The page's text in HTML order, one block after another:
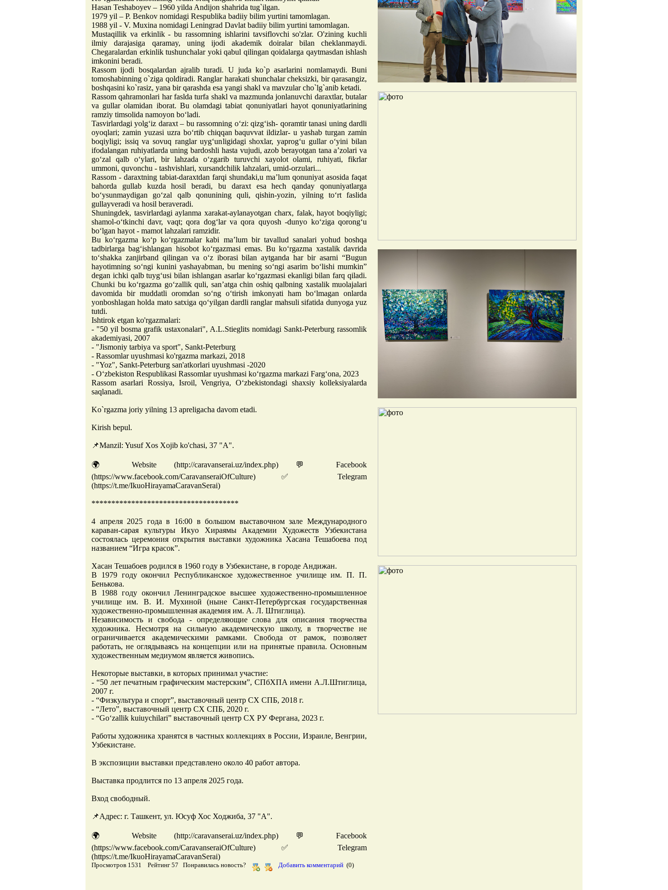
Hasan Teshaboyev – 1960 yilda Andijon shahrida tug`ilgan.
1979 yil – P. Benkov nomidagi Respublika badiiy bilim yurtini tamomlagan.
1988 yil - V. Muxina nomidagi Leningrad Davlat badiiy bilim yurtini tamomlagan.
Mustaqillik va erkinlik - bu rassomning ishlarini tavsiflovchi so'zlar. O'zining kuchli
ilmiy darajasiga qaramay, uning ijodi akademik doiralar bilan cheklanmaydi.
Chegaralardan erkinlik tushunchalar yoki qabul qilingan qoidalarga qaytmasdan ishlash
imkonini beradi.
Rassom ijodi bosqalardan ajralib turadi. U juda ko`p asarlarini nomlamaydi. Buni
tomoshabinning o`ziga qoldiradi. Ranglar harakati shunchalar cheksizki, bir qarasangiz,
boshqasini ko`rasiz, yana bir qarashda esa yangi shakl va mavzular cho`lg`anib ketadi.
Rassom qahramonlari har faslda turfa shakl va mazmunda jonlanuvchi daraxtlar, butalar
va gullar olamidan iborat. Bu olamdagi tabiat qonuniyatlari hayot qonuniyatlarining
ramziy timsolida namoyon bo‘ladi.
Tasvirlardagi yolg‘iz daraxt – bu rassomning o‘zi: qizg‘ish- qoramtir tanasi uning dardli
oyoqlari; zamin yuzasi uzra bo‘rtib chiqqan baquvvat ildizlar- u yashab turgan zamin
boqiyligi; issiq va sovuq ranglar uyg‘unligidagi shoxlar, yaprog‘u gullar o‘yini bilan
ifodalangan ruhiyatlarda uning bardoshli hasta vujudi, azob berayotgan tana a’zolari va
go‘zal qalb o‘ylari, bir lahzada o‘zgarib turuvchi xayolot olami, ruhiyati, fikrlar
ummoni, quvonchu - tashvishlari, xursandchilik lahzalari, umid-orzulari...
Rassom - daraxtning tabiat-daraxtdan farqi shundaki,u ma’lum qonuniyat asosida faqat
bahorda gullab kuzda hosil beradi, bu daraxt esa hech qanday qonuniyatlarga
bo‘ysunmaydigan go‘zal qalb qonunining quli, qishin-yozin, yilning to‘rt faslida
gullayveradi va hosil beraveradi.
Shuningdek, tasvirlardagi aylanma xarakat-aylanayotgan charx, falak, hayot boqiyligi;
shamol-o‘tkinchi davr, vaqt; qora dog‘lar va qora quyosh -dunyo ko‘ziga qorong‘u
bo‘lgan hayot - mamot lahzalari ramzidir.
Bu ko‘rgazma ko‘p ko‘rgazmalar kabi ma’lum bir tavallud sanalari yohud boshqa
tadbirlarga bag‘ishlangan hisobot ko‘rgazmasi emas. Bu ko‘rgazma xastalik davrida
to‘shakka zanjirband qilingan va o‘z iborasi bilan aytganda har bir asarni “Bugun
hayotimning so‘ngi kunini yashayabman, bu mening so‘ngi asarim bo‘lishi mumkin”
degan ichki qalb tuyg‘usi bilan ishlangan asarlar ko‘rgazmasi ekanligi bilan farq qiladi.
Chunki bu ko‘rgazma go‘zallik quli, san’atga chin oshiq qalbning xastalik muolajalari
davomida bir muddatli oromdan so‘ng o‘tirish imkonyati ham bo‘lmagan onlarda
yonboshlagan holda mato satxiga qo‘yilgan dardli ranglar mahsuli sifatida dunyoga yuz
tutdi.
Ishtirok etgan ko'rgazmalari:
- "50 yil bosma grafik ustaxonalari", A.L.Stieglits nomidagi Sankt-Peterburg rassomlik
akademiyasi, 2007
- "Jismoniy tarbiya va sport", Sankt-Peterburg
- Rassomlar uyushmasi ko'rgazma markazi, 2018
- "Yoz", Sankt-Peterburg san'atkorlari uyushmasi -2020
- Oʻzbekiston Respublikasi Rassomlar uyushmasi koʻrgazma markazi Fargʻona, 2023
Rassom asarlari Rossiya, Isroil, Vengriya, Oʻzbekistondagi shaxsiy kolleksiyalarda
saqlanadi.
Ko`rgazma joriy yilning 13 apreligacha davom etadi.
Kirish bepul.
📌Manzil: Yusuf Xos Xojib ko'chasi, 37 "A".
🌍 Website (http://caravanserai.uz/index.php) 💬 Facebook
(https://www.facebook.com/CaravanseraiOfCulture) ✅ Telegram
(https://t.me/IkuoHirayamaCaravanSerai)
*************************************
4 апреля 2025 года в 16:00 в большом выставочном зале Международного
караван-сарая культуры Икуо Хираямы Академии Художеств Узбекистана
состоялась церемония открытия выставки художника Хасана Тешабоева под
названием “Игра красок”.
Хасан Тешабоев родился в 1960 году в Узбекистане, в городе Андижан.
В 1979 году окончил Республиканское художественное училище им. П. П.
Бенькова.
В 1988 году окончил Ленинградское высшее художественно-промышленное
училище им. В. И. Мухиной (ныне Санкт-Петербургская государственная
художественно-промышленная академия им. А. Л. Штиглица).
Независимость и свобода - определяющие слова для описания творчества
художника. Несмотря на сильную академическую школу, в творчестве не
ограничивается академическими рамками. Свобода от рамок, позволяет
работать, не оглядываясь на концепции или на принятые правила. Основным
художественным медиумом является живопись.
Некоторые выставки, в которых принимал участие:
- “50 лет печатным графическим мастерским”, СПбХПА имени А.Л.Штиглица,
2007 г.
- “Физкультура и спорт”, выставочный центр СХ СПБ, 2018 г.
- “Лето”, выставочный центр СХ СПБ, 2020 г.
- “Go‘zallik kuiuychilari” выставочный центр СХ РУ Фергана, 2023 г.
Работы художника хранятся в частных коллекциях в России, Израиле, Венгрии,
Узбекистане.
В экспозиции выставки представлено около 40 работ автора.
Выставка продлится по 13 апреля 2025 года.
Вход свободный.
📌Адрес: г. Ташкент, ул. Юсуф Хос Ходжиба, 37 "А".
🌍 Website (http://caravanserai.uz/index.php) 💬 Facebook
(https://www.facebook.com/CaravanseraiOfCulture) ✅ Telegram
(https://t.me/IkuoHirayamaCaravanSerai)
Просмотров 1531 Рейтинг 57 Понравилась новость? Добавить комментарий (0)